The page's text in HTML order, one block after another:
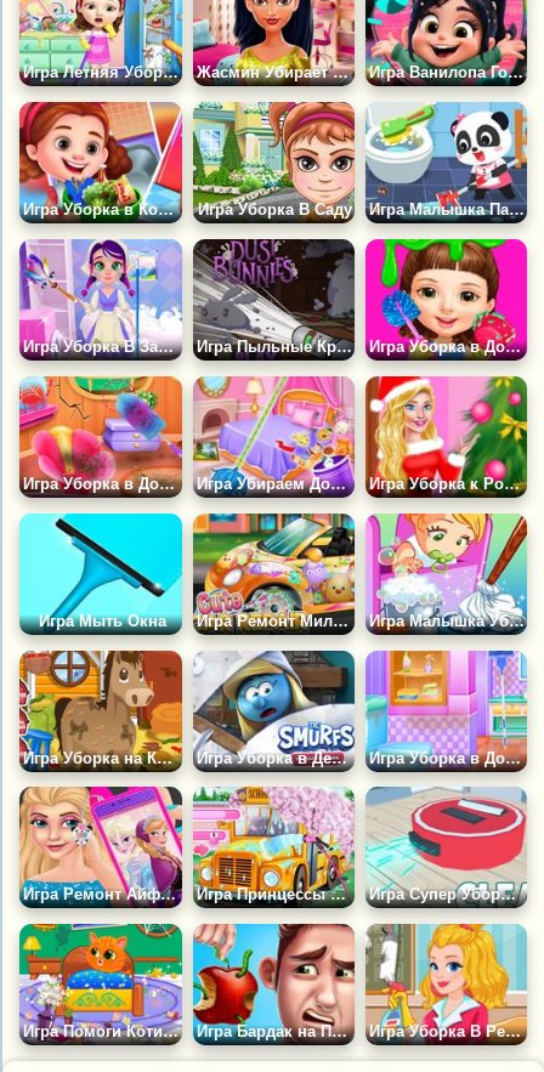
Игра Летняя Уборка Милашки Жасмин Убирает После Вечеринки Игра Ванилопа Готовиться ко Дню Рождения
Игра Уборка в Комнате Принцессы Игра Уборка В Саду Игра Малышка Панда Убирает в Доме
Игра Уборка В Замке Мечты Вайолет Игра Пыльные Кролики Игра Уборка в Доме Милашки
Игра Уборка в Доме Феи Игра Убираем Дом Принцессы Игра Уборка к Рождеству
Игра Мыть Окна Игра Ремонт Милой Машинки Игра Малышка Убирает в Доме
Игра Уборка на Конной Ферме Игра Уборка в Деревне Смурфиков Игра Уборка в Доме Выпускниц
Игра Ремонт Айфона 10 Игра Принцессы Убирают в Школе Игра Супер Уборщик
Игра Помоги Котику Бубу Убраться в Доме Игра Бардак на Папину Голову Игра Уборка В Ресторане